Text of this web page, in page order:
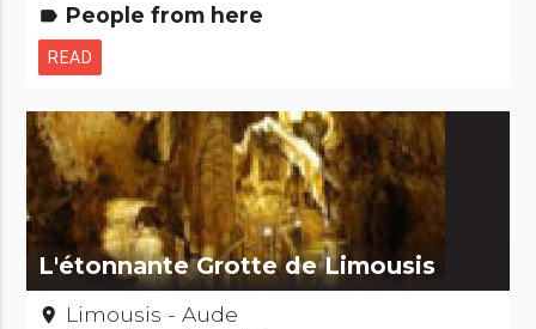
label People from here
READ
L'étonnante Grotte de Limousis
place Limousis - Aude